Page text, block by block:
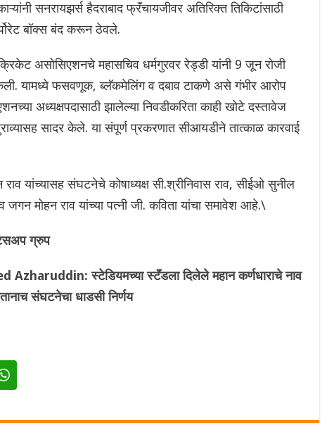
सनरायझर्स हैदराबाद फ्रॅंचायजीवर अतिरिक्त तिकिटांसाठी
बॉक्स बंद करून ठेवले.
असोसिएशनचे महासचिव धर्मगुरवर रेड्डी यांनी 9 जून रोजी
यामध्ये फसवणूक, ब्लॅकमेलिंग व दबाव टाकणे असे गंभीर आरोप
अध्यक्षपदासाठी झालेल्या निवडीकरिता काही खोटे दस्तावेज
सादर केले. या संपूर्ण प्रकरणात सीआयडीने तात्काळ कारवाई
यांच्यासह संघटनेचे कोषाध्यक्ष सी.श्रीनिवास राव, सीईओ सुनील
जगन मोहन राव यांच्या पत्नी जी. कविता यांचा समावेश आहे.\
ग्रुप
Azharuddin: स्टेडियमच्या स्टॅंडला दिलेले महान कर्णधाराचे नाव
संघटनेचा धाडसी निर्णय